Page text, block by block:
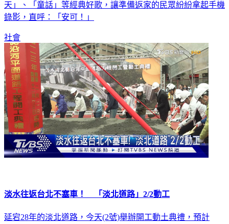
天」、「童話」等經典好歌，讓準備返家的民眾紛紛拿起手機
錄影，直呼：「安可！」
社會
淡水往返台北不塞車！ 「淡北道路」2/2動工
延宕28年的淡北道路，今天(2號)舉辦開工動土典禮，預計